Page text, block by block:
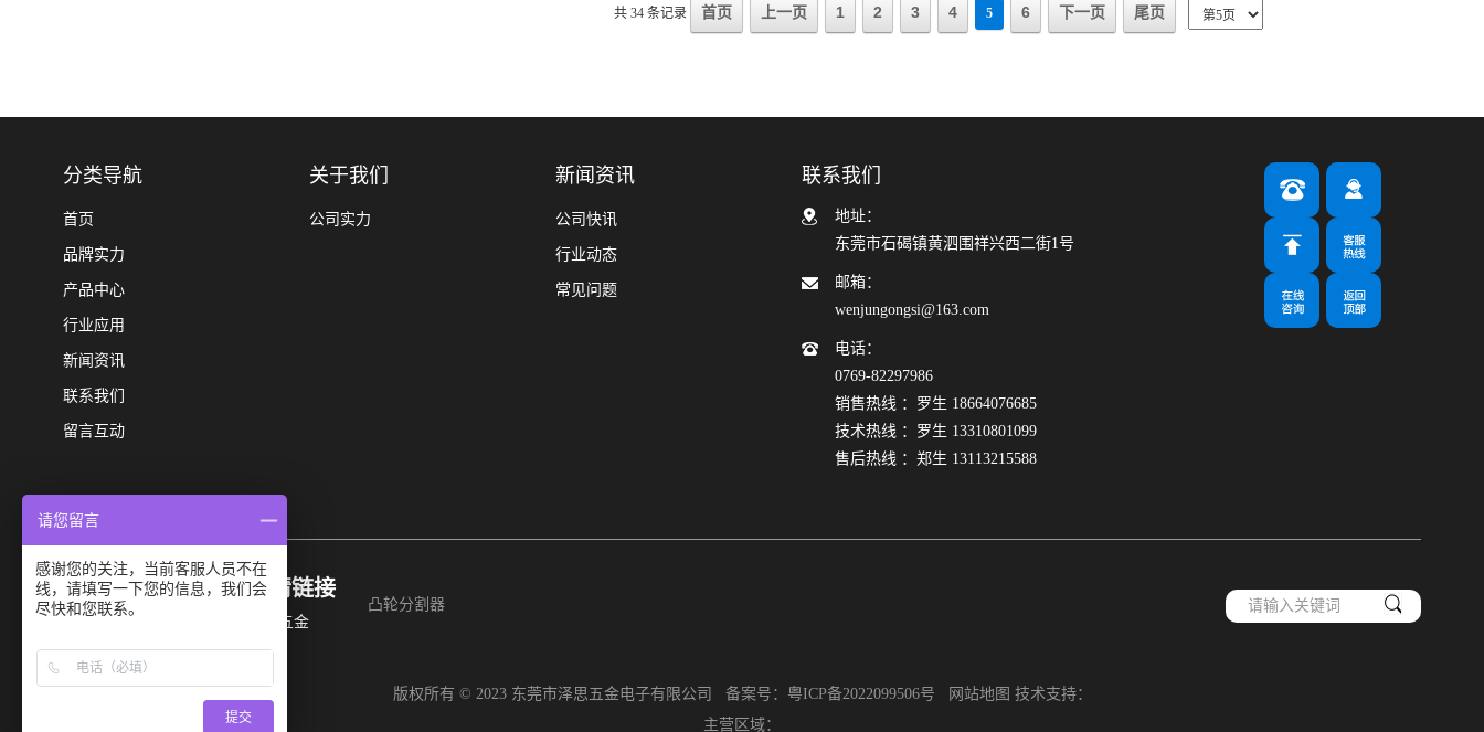
共 34 条记录 首页 上一页 1 2 3 4 5 6 下一页 尾页
分类导航
首页
品牌实力
产品中心
行业应用
新闻资讯
联系我们
留言互动
关于我们
公司实力
新闻资讯
公司快讯
行业动态
常见问题
联系我们
地址：
东莞市石碣镇黄泗围祥兴西二街1号
邮箱：
wenjungongsi@163.com
电话：
0769-82297986
销售热线 ：罗生 18664076685
技术热线 ：罗生 13310801099
售后热线 ：郑生 13113215588
扫码二维码
即可关注我们
友情链接
泽思五金
凸轮分割器
版权所有 © 2023 东莞市泽思五金电子有限公司 备案号： 粤ICP备2022099506号 网站地图 技术支持：
主营区域：
请您留言
感谢您的关注，当前客服人员不在
线，请填写一下您的信息，我们会
尽快和您联系。
提交